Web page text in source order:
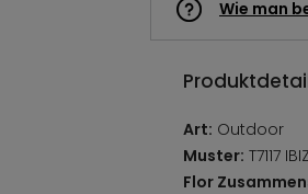
Wie man
Art: Outdoor
Muster: T7117
Flor